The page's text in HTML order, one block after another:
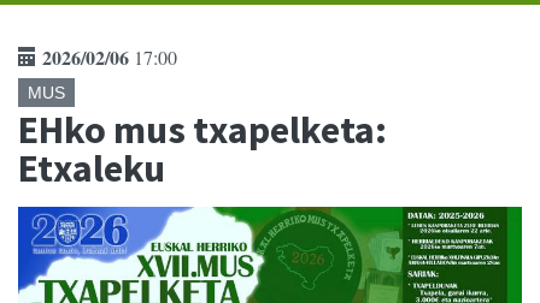
2026/02/06 17:00
MUS
EHko mus txapelketa:
Etxaleku